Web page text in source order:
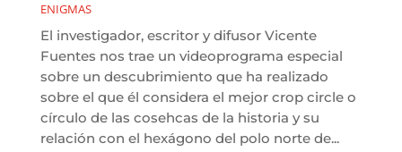
ENIGMAS
El investigador, escritor y difusor Vicente
Fuentes nos trae un videoprograma especial
sobre un descubrimiento que ha realizado
sobre el que él considera el mejor crop circle o
círculo de las cosehcas de la historia y su
relación con el hexágono del polo norte de...